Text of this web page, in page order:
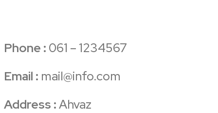
Phone : 061 – 1234567
Email : mail@info.com
Address :Ahvaz